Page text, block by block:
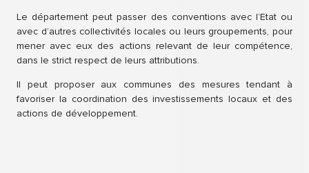
Le département peut passer des conventions avec l’Etat ou
avec d’autres collectivités locales ou leurs groupements, pour
mener avec eux des actions relevant de leur compétence,
dans le strict respect de leurs attributions.
Il peut proposer aux communes des mesures tendant à
favoriser la coordination des investissements locaux et des
actions de développement.